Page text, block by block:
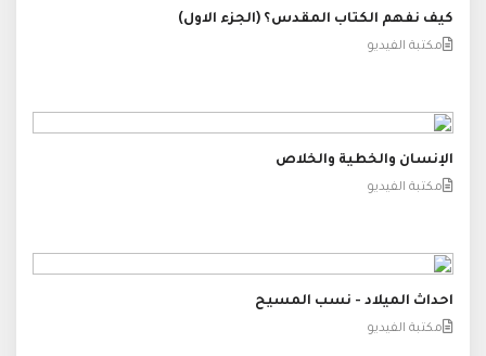
كيف نفهم الكتاب المقدس؟ (الجزء الاول)
مكتبة الفيديو
الإنسان والخطية والخلاص
مكتبة الفيديو
احداث الميلاد - نسب المسيح
مكتبة الفيديو